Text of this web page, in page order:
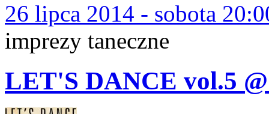
26 lipca 2014 - sobota
imprezy taneczne
LET'S DANCE vol.5